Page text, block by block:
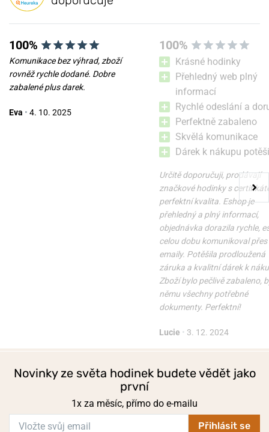
100%
Komunikace bez výhrad, zboží
rovněž rychle dodané. Dobre
zabalené plus darek.
Eva • 4. 10. 2025
100%
Krásné hodinky
Přehledný web plný
informací
Rychlé odeslání a
Perfektně zabaleno
Skvělá komunikace
Dárek k nákupu
Určitě doporučuji, prodávají
značkové hodinky s
perfektní kvalita. Eshop je
přehledný a plný informací,
objednávka dorazila rychle,
celou dobu komunikoval přes
emaily. Potěšila prodloužená
záruka a kvalitní dárek k
Zboží bylo pečlivě zabaleno,
němu všechny potřebné
dokumenty. Perfektní!
Lucie • 3. 12. 2024
Novinky ze světa hodinek budete vědět jako
první
1x za měsíc, přímo do e-mailu
Přihlásit se